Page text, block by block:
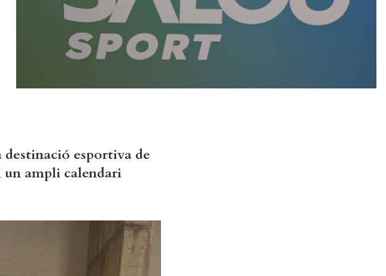
esportiva de
ampli calendari